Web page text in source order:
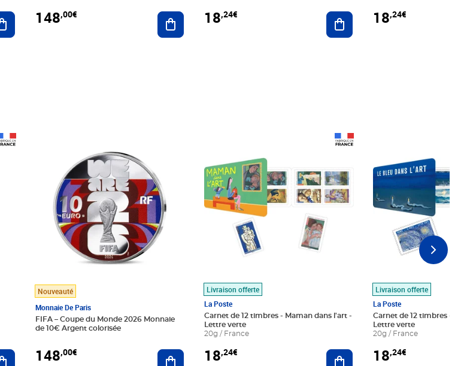
Ajouter au panier
148,00€ Ajouter au panier
18,24€ Ajouter au panier
18,24€
Ajouter au panier
Nouveauté
Monnaie De Paris
FIFA – Coupe du Monde 2026 Monnaie
de 10€ Argent colorisée
148,00€ Ajouter au panier
Livraison offerte
La Poste
Carnet de 12 timbres - Maman dans l'art -
Lettre verte
20g / France
18,24€ Ajouter au panier
Livraison offerte
La Poste
Carnet de 12 timbres - Le
Lettre verte
20g / France
18,24€